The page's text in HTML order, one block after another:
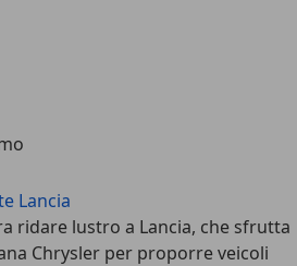
Lancia
ridare lustro a Lancia, che sfrutta
Chrysler per proporre veicoli